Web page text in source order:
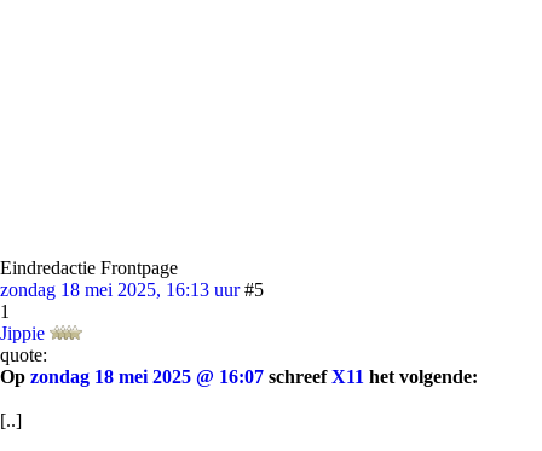
Eindredactie Frontpage
zondag 18 mei 2025, 16:13 uur #5
1
Jippie
quote:
Op zondag 18 mei 2025 @ 16:07 schreefX11 het volgende:
[..]